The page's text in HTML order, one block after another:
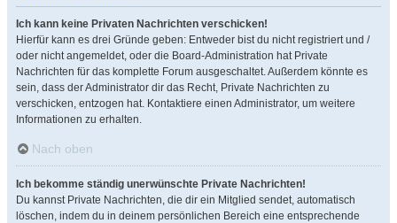
Ich kann keine Privaten Nachrichten verschicken!
Hierfür kann es drei Gründe geben: Entweder bist du nicht registriert und /
oder nicht angemeldet, oder die Board-Administration hat Private
Nachrichten für das komplette Forum ausgeschaltet. Außerdem könnte es
sein, dass der Administrator dir das Recht, Private Nachrichten zu
verschicken, entzogen hat. Kontaktiere einen Administrator, um weitere
Informationen zu erhalten.
Nach oben
Ich bekomme ständig unerwünschte Private Nachrichten!
Du kannst Private Nachrichten, die dir ein Mitglied sendet, automatisch
löschen, indem du in deinem persönlichen Bereich eine entsprechende